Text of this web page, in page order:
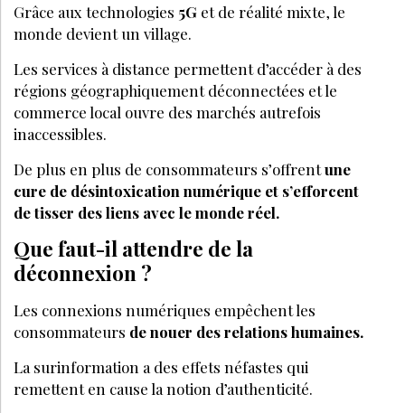
Grâce aux technologies 5G et de réalité mixte, le
monde devient un village.
Les services à distance permettent d’accéder à des
régions géographiquement déconnectées et le
commerce local ouvre des marchés autrefois
inaccessibles.
De plus en plus de consommateurs s’offrentune
cure de désintoxication numérique et s’efforcent
de tisser des liens avec le monde réel.
Que faut-il attendre de la
déconnexion ?
Les connexions numériques empêchent les
consommateurs de nouer des relations humaines.
La surinformation a des effets néfastes qui
remettent en cause la notion d’authenticité.